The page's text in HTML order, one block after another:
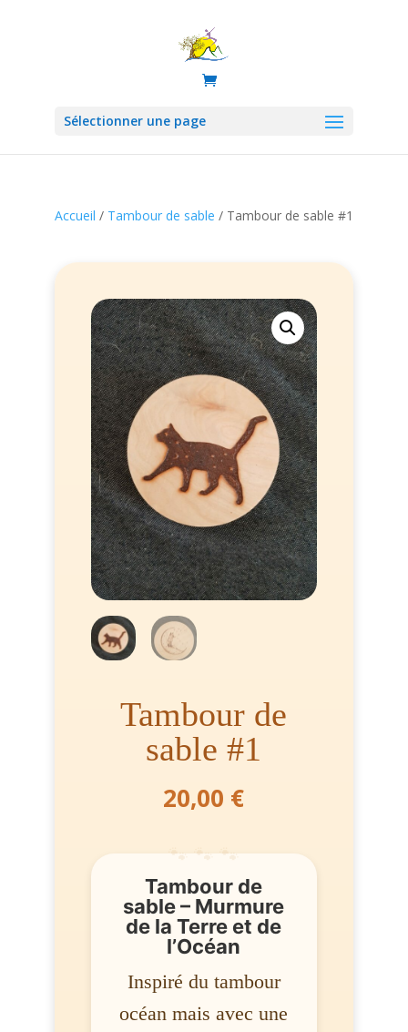
Sélectionner une page
Accueil / Tambour de sable / Tambour de sable #1
Tambour de
sable #1
20,00 €
Tambour de
sable – Murmure
de la Terre et de
l’Océan
Inspiré du tambour
océan mais avec une